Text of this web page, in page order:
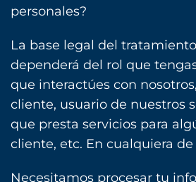
personales?
La base legal del
dependerá del rol que
que interactúes con
cliente, usuario de nuestros
que presta servicios para
cliente, etc. En cualquiera de
Necesitamos procesar tu